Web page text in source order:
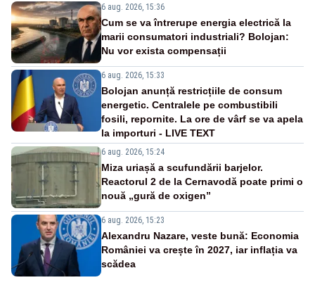
6 aug. 2026, 15:36
Cum se va întrerupe energia electrică la
marii consumatori industriali? Bolojan:
Nu vor exista compensații
6 aug. 2026, 15:33
Bolojan anunță restricțiile de consum
energetic. Centralele pe combustibili
fosili, repornite. La ore de vârf se va apela
la importuri - LIVE TEXT
6 aug. 2026, 15:24
Miza uriașă a scufundării barjelor.
Reactorul 2 de la Cernavodă poate primi o
nouă „gură de oxigen”
6 aug. 2026, 15:23
Alexandru Nazare, veste bună: Economia
României va crește în 2027, iar inflația va
scădea